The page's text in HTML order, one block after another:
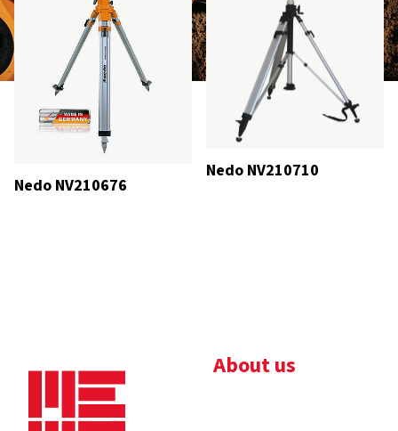
Nedo NV210676
Nedo NV210710
About us